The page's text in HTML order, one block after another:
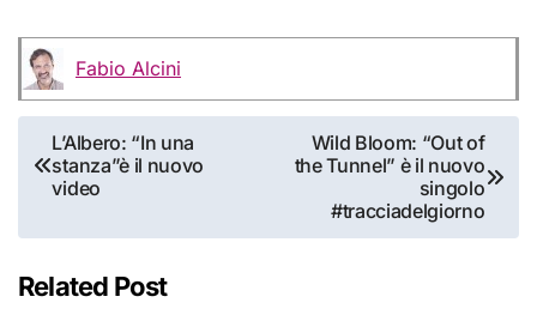
Fabio Alcini
Navigazione
articoli
L’Albero: “In una
stanza”è il nuovo
video
Wild Bloom: “Out of
the Tunnel” è il nuovo
singolo
#tracciadelgiorno
Related Post